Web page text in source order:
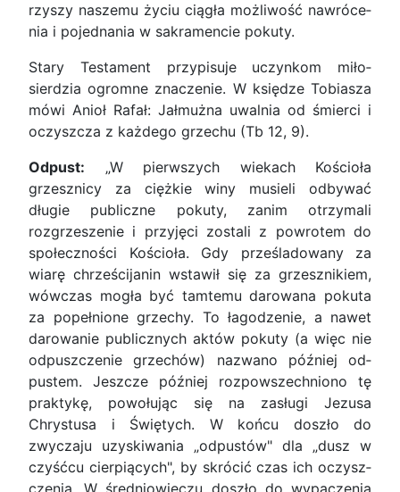
rzyszy naszemu życiu ciągła możliwość nawróce­
nia i pojednania w sakramencie pokuty.
Stary Testament przypisuje uczynkom miło­
sierdzia ogromne znaczenie. W księdze Tobiasza
mówi Anioł Rafał: Jałmużna uwalnia od śmierci i
oczyszcza z każdego grzechu (Tb 12, 9).
Odpust: „W pierwszych wiekach Kościoła
grzesznicy za ciężkie winy musieli odbywać
długie publiczne pokuty, zanim otrzymali
rozgrzeszenie i przyjęci zostali z powrotem do
spo­łeczności Ko­ścioła. Gdy prze­ślado­wany za
wiarę chrześcija­nin wstawił się za grzesznikiem,
wówczas mogła być tamtemu da­ro­wana pokuta
za popełnione grze­chy. To łagodze­nie, a nawet
da­rowanie publicz­nych aktów po­kuty (a więc nie
odpuszczenie grzechów) na­zwano później od­
pustem. Jesz­cze później roz­po­wszechniono tę
praktykę, po­wołu­jąc się na za­sługi Jezusa
Chrystusa i Świętych. W końcu do­szło do
zwyczaju uzyski­wania „odpu­stów" dla „dusz w
czyśćcu cierpią­cych", by skrócić czas ich oczysz­